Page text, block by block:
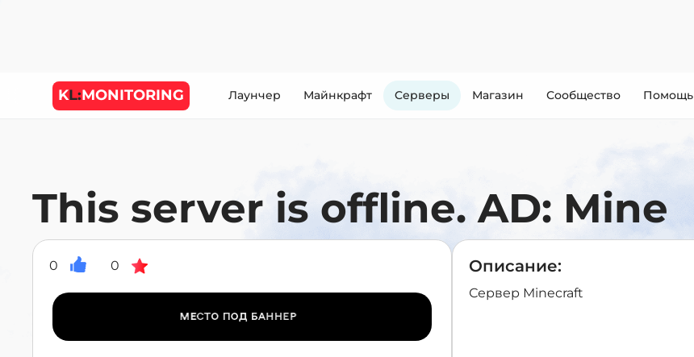
KL:MONITORING Лаунчер Майнкрафт Cерверы Магазин Сообщество Помощь
This server is offline. AD: Mine
0 0 Описание:
Сервер Minecraft